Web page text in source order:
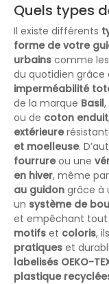
Quels types
Il existe différents
forme de votre
urbains comme les
du quotidien grâce
imperméabilité
de la marque Basil
ou de coton enduit
extérieure
et moelleuse.
fourrureou une
en hiver, même
au guidon grâce à
un système de
et empêchant tout
motifs et coloris,
pratiques et
labelisés OEKO-
plastique